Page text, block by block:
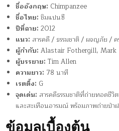
ชื่ออังกฤษ: Chimpanzee
ชื่อไทย: ชิมแปนซี
ปีที่ฉาย: 2012
แนว: สารคดี / ธรรมชาติ / ผจญภัย / ค
ผู้กำกับ: Alastair Fothergill, Mark
ผู้บรรยาย: Tim Allen
ความยาว: 78 นาที
เรตติ้ง: G
จุดเด่น: สารคดีธรรมชาติที่ถ่ายทอดชี
และสะเทือนอารมณ์ พร้อมภาพถ่ายป่า
ข้อมูลเบื้องต้น